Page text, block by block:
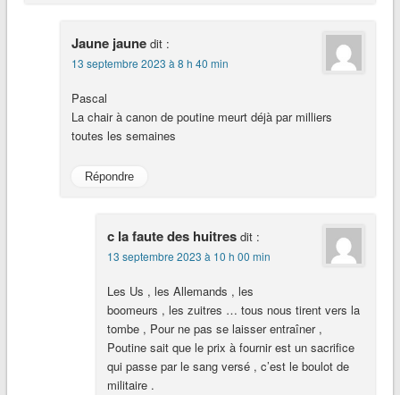
Jaune jaune dit :
13 septembre 2023 à 8 h 40 min
Pascal
La chair à canon de poutine meurt déjà par milliers
toutes les semaines
Répondre
c la faute des huitres dit :
13 septembre 2023 à 10 h 00 min
Les Us , les Allemands , les
boomeurs , les zuitres … tous nous tirent vers la
tombe , Pour ne pas se laisser entraîner ,
Poutine sait que le prix à fournir est un sacrifice
qui passe par le sang versé , c’est le boulot de
militaire .